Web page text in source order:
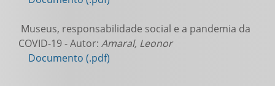
Museus, responsabilidade social e a pandemia da
COVID-19 - Autor: Amaral, Leonor
Documento (.pdf)